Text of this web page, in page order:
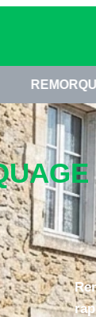
À